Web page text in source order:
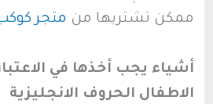
ممكن تشتريها من متجر
أشياء يجب أخذها في
الاطفال الحروف الانجليزية